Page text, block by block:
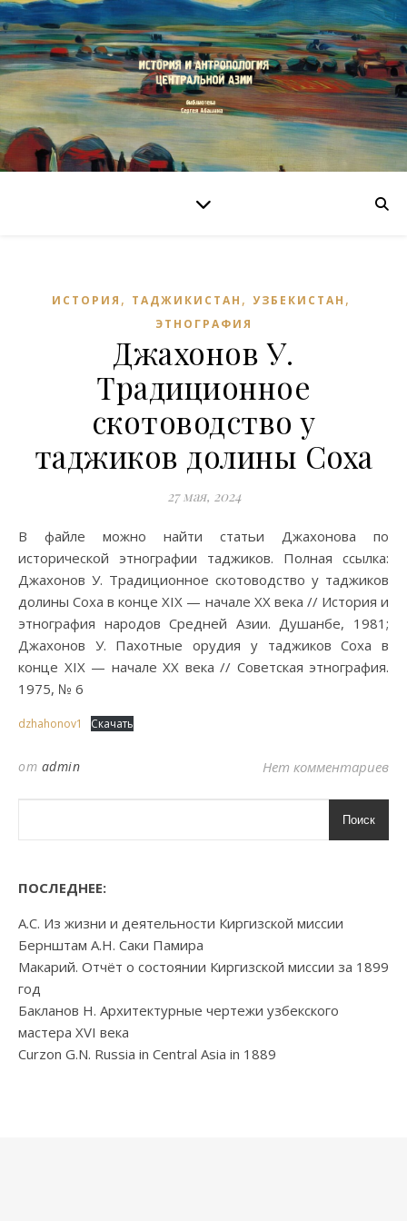
ИСТОРИЯ , ТАДЖИКИСТАН , УЗБЕКИСТАН ,
ЭТНОГРАФИЯ
Джахонов У.
Традиционное
скотоводство у
таджиков долины Соха
27 мая, 2024
В файле можно найти статьи Джахонова по
исторической этнографии таджиков. Полная ссылка:
Джахонов У. Традиционное скотоводство у таджиков
долины Соха в конце XIX — начале XX века // История и
этнография народов Средней Азии. Душанбе, 1981;
Джахонов У. Пахотные орудия у таджиков Соха в
конце XIX — начале XX века // Советская этнография.
1975, № 6
dzhahonov1 Скачать
от admin Нет комментариев
Поиск
ПОСЛЕДНЕЕ:
А.С. Из жизни и деятельности Киргизской миссии
Бернштам А.Н. Саки Памира
Макарий. Отчёт о состоянии Киргизской миссии за 1899
год
Бакланов Н. Архитектурные чертежи узбекского
мастера XVI века
Curzon G.N. Russia in Central Asia in 1889